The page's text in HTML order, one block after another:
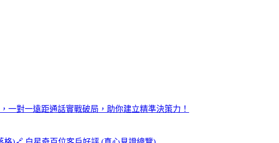
對一遠距通話實戰破局，助你建立精準決策力！